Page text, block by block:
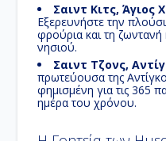
Σαιντ Κιτς, Άγιος
Εξερευνήστε την
φρούρια και τη
νησιού.
Σαιντ Τζονς,
πρωτεύουσα της
φημισμένη για τις 365
ημέρα του χρόνου.